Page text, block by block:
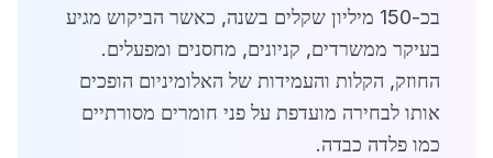
בכ-150 מיליון שקלים בשנה, כאשר הביקוש מגיע
בעיקר ממשרדים, קניונים, מחסנים ומפעלים.
החוזק, הקלות והעמידות של האלומיניום הופכים
אותו לבחירה מועדפת על פני חומרים מסורתיים
כמו פלדה כבדה.